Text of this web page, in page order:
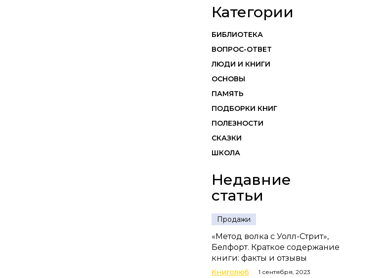
Категории
БИБЛИОТЕКА
ВОПРОС-ОТВЕТ
ЛЮДИ И КНИГИ
ОСНОВЫ
ПАМЯТЬ
ПОДБОРКИ КНИГ
ПОЛЕЗНОСТИ
СКАЗКИ
ШКОЛА
Недавние
статьи
Продажи
«Метод волка с Уолл-Стрит»,
Белфорт. Краткое содержание
книги: факты и отзывы
Книголюб 1 сентября, 2023